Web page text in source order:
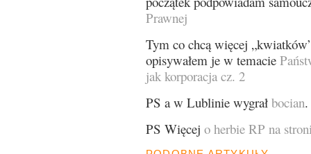
Prawnej
Tym co chcą więcej
opisywałem je w temacie
jak korporacja cz. 2
PS a w Lublinie wygrał bocian.
PS Więcej o herbie RP na